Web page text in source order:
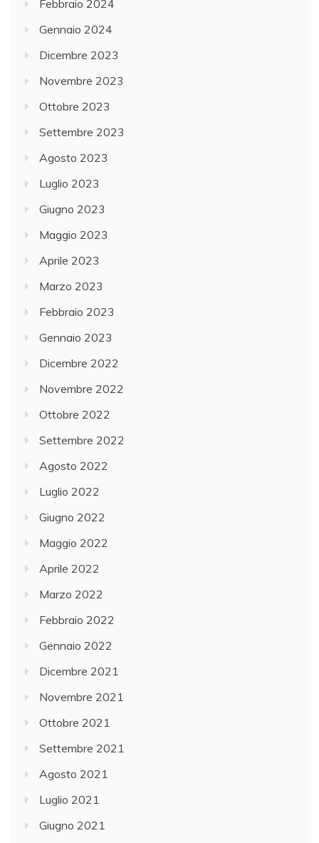
Febbraio 2024
Gennaio 2024
Dicembre 2023
Novembre 2023
Ottobre 2023
Settembre 2023
Agosto 2023
Luglio 2023
Giugno 2023
Maggio 2023
Aprile 2023
Marzo 2023
Febbraio 2023
Gennaio 2023
Dicembre 2022
Novembre 2022
Ottobre 2022
Settembre 2022
Agosto 2022
Luglio 2022
Giugno 2022
Maggio 2022
Aprile 2022
Marzo 2022
Febbraio 2022
Gennaio 2022
Dicembre 2021
Novembre 2021
Ottobre 2021
Settembre 2021
Agosto 2021
Luglio 2021
Giugno 2021